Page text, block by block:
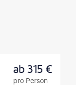
ab315 €
pro Person